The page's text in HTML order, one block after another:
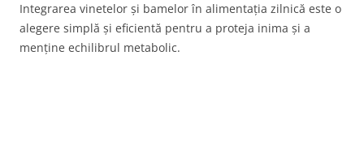
Integrarea vinetelor și bamelor în alimentația zilnică este o
alegere simplă și eficientă pentru a proteja inima și a
menține echilibrul metabolic.